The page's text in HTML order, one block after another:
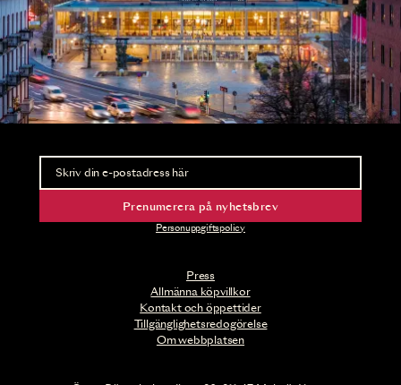
Press
Allmänna köpvillkor
Kontakt och öppettider
Tillgänglighetsredogörelse
Om webbplatsen
Nyhetsbrev
Ta del av förhandsinformation och biljettsläpp.
Prenumerera på nyhetsbrev
Personuppgiftspolicy